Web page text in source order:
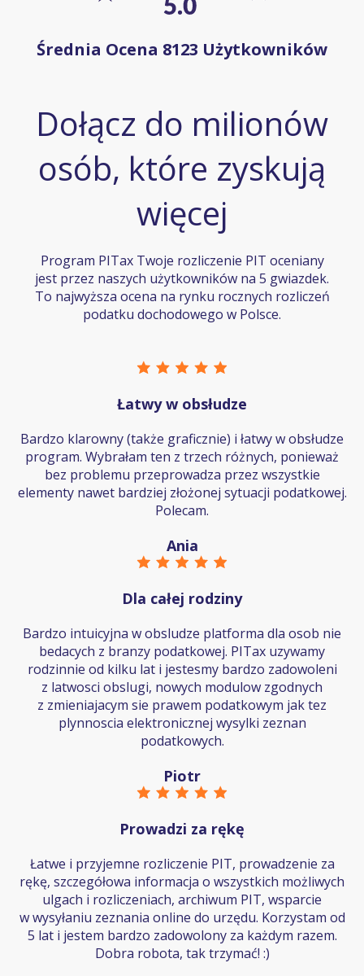
Średnia Ocena 8123 Użytkowników
Dołącz do milionów
osób, które zyskują
więcej
Program PITax Twoje rozliczenie PIT oceniany
jest przez naszych użytkowników na 5 gwiazdek.
To najwyższa ocena na rynku rocznych rozliczeń
podatku dochodowego w Polsce.
Łatwy w obsłudze
Bardzo klarowny (także graficznie) i łatwy w obsłudze
program. Wybrałam ten z trzech różnych, ponieważ
bez problemu przeprowadza przez wszystkie
elementy nawet bardziej złożonej sytuacji podatkowej.
Polecam.
Ania
Dla całej rodziny
Bardzo intuicyjna w obsludze platforma dla osob nie
bedacych z branzy podatkowej. PITax uzywamy
rodzinnie od kilku lat i jestesmy bardzo zadowoleni
z latwosci obslugi, nowych modulow zgodnych
z zmieniajacym sie prawem podatkowym jak tez
plynnoscia elektronicznej wysylki zeznan
podatkowych.
Piotr
Prowadzi za rękę
Łatwe i przyjemne rozliczenie PIT, prowadzenie za
rękę, szczegółowa informacja o wszystkich możliwych
ulgach i rozliczeniach, archiwum PIT, wsparcie
w wysyłaniu zeznania online do urzędu. Korzystam od
5 lat i jestem bardzo zadowolony za każdym razem.
Dobra robota, tak trzymać! :)